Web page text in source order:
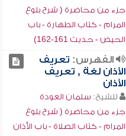
جزء من محاضرة ( شرح بلوغ
المرام - كتاب الطهارة - باب
الحيض - حديث 161-162)
الفهرس: تعريف
الأذان لغة , تعريف
الأذان
للشيخ: سلمان العودة
جزء من محاضرة ( شرح بلوغ
المرام - كتاب الصلاة - باب الأذان